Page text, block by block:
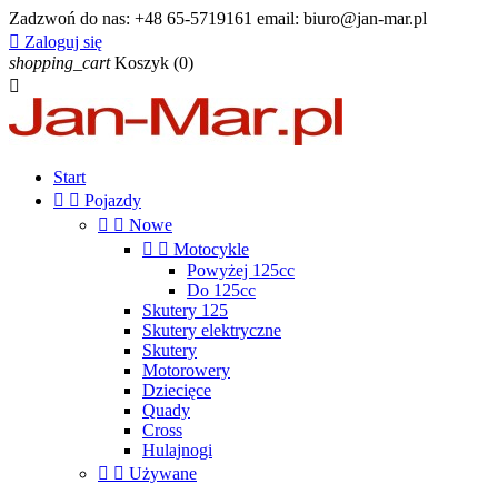
Zadzwoń do nas: +48 65-5719161 email: biuro@jan-mar.pl
 Zaloguj się
shopping_cart Koszyk (0)

Start
  Pojazdy
  Nowe
  Motocykle
Powyżej 125cc
Do 125cc
Skutery 125
Skutery elektryczne
Skutery
Motorowery
Dziecięce
Quady
Cross
Hulajnogi
  Używane